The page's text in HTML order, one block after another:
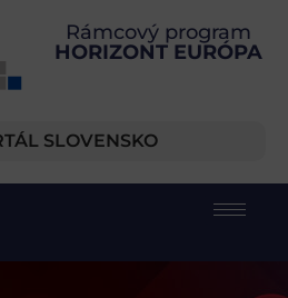
Rámcový program
HORIZONT EURÓPA
SLOVENSKO